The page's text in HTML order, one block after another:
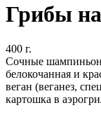
Грибы
400 г.
Сочные
белокочанная и
веган (веганез,
картошка в